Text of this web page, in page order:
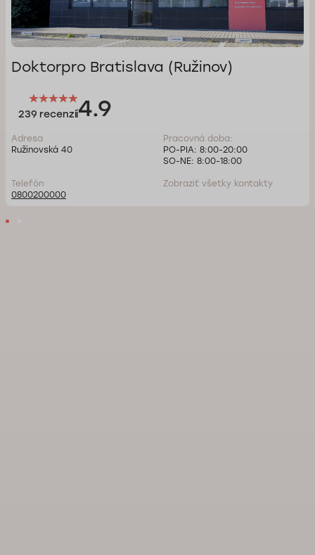
Doktorpro Bratislava (Ružinov)
239 recenzií4.9
Adresa
Ružinovská 40
Telefón
0800200000
Pracovná doba:
PO-PIA: 8:00-20:00
SO-NE: 8:00-18:00
Zobraziť všetky kontakty